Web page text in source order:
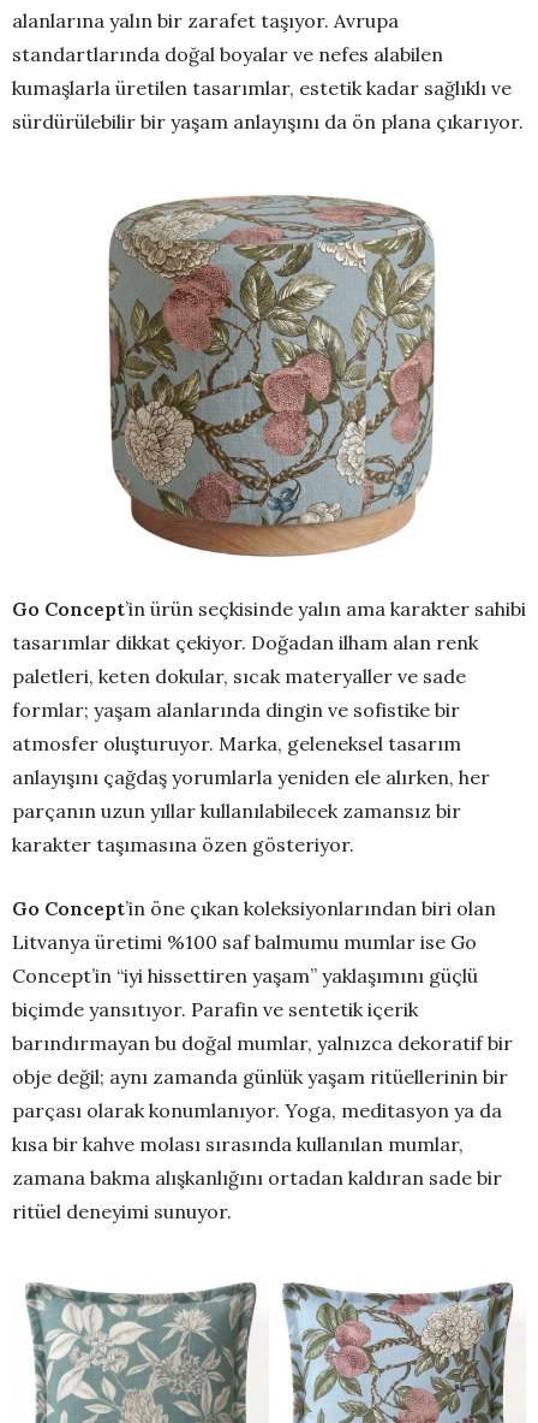
alanlarına yalın bir zarafet taşıyor. Avrupa
standartlarında doğal boyalar ve nefes alabilen
kumaşlarla üretilen tasarımlar, estetik kadar sağlıklı ve
sürdürülebilir bir yaşam anlayışını da ön plana çıkarıyor.
Go Concept’in ürün seçkisinde yalın ama karakter sahibi
tasarımlar dikkat çekiyor. Doğadan ilham alan renk
paletleri, keten dokular, sıcak materyaller ve sade
formlar; yaşam alanlarında dingin ve sofistike bir
atmosfer oluşturuyor. Marka, geleneksel tasarım
anlayışını çağdaş yorumlarla yeniden ele alırken, her
parçanın uzun yıllar kullanılabilecek zamansız bir
karakter taşımasına özen gösteriyor.
Go Concept’in öne çıkan koleksiyonlarından biri olan
Litvanya üretimi %100 saf balmumu mumlar ise Go
Concept’in “iyi hissettiren yaşam” yaklaşımını güçlü
biçimde yansıtıyor. Parafin ve sentetik içerik
barındırmayan bu doğal mumlar, yalnızca dekoratif bir
obje değil; aynı zamanda günlük yaşam ritüellerinin bir
parçası olarak konumlanıyor. Yoga, meditasyon ya da
kısa bir kahve molası sırasında kullanılan mumlar,
zamana bakma alışkanlığını ortadan kaldıran sade bir
ritüel deneyimi sunuyor.